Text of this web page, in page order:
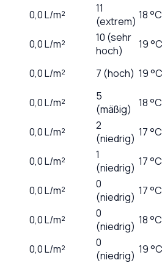
0,0L/m²
11
(extrem) 18 °C
0,0L/m²
10 (sehr
hoch)
19 °C
0,0L/m² 7 (hoch) 19 °C
0,0L/m²
5
(mäßig)
18 °C
0,0L/m²
2
(niedrig) 17 °C
0,0L/m²
1
(niedrig) 17 °C
0,0L/m²
0
(niedrig) 17 °C
0,0L/m²
0
(niedrig) 18 °C
0,0L/m²
0
(niedrig) 19 °C